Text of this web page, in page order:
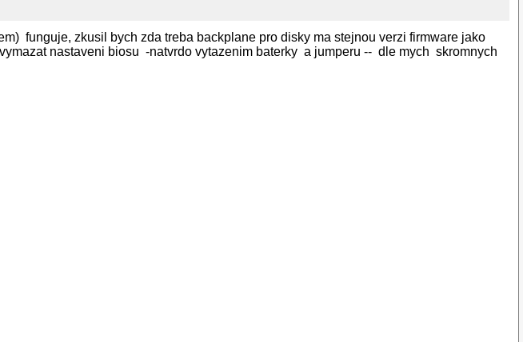
funguje, zkusil bych zda treba backplane pro disky ma stejnou verzi firmware jako
nastaveni biosu -natvrdo vytazenim baterky a jumperu -- dle mych skromnych